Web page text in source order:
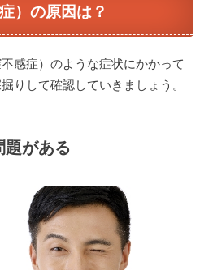
）の原因は？
感症）のような症状にかかって
りして確認していきましょう。
題がある